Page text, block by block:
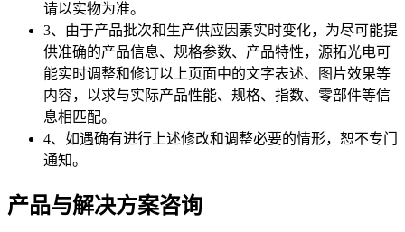
请以实物为准。
3、由于产品批次和生产供应因素实时变化，为尽可能提
供准确的产品信息、规格参数、产品特性，源拓光电可
能实时调整和修订以上页面中的文字表述、图片效果等
内容，以求与实际产品性能、规格、指数、零部件等信
息相匹配。
4、如遇确有进行上述修改和调整必要的情形，恕不专门
通知。
产品与解决方案咨询